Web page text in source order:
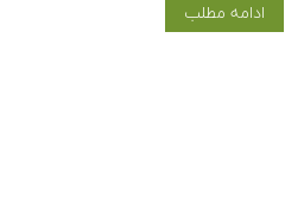
ادامه مطلب